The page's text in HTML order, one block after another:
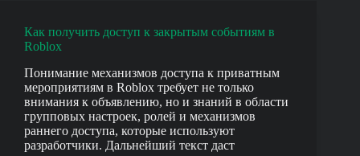
Roblox
Как получить доступ к закрытым событиям в
Roblox
Понимание механизмов доступа к приватным
мероприятиям в Roblox требует не только
внимания к объявлению, но и знаний в области
групповых настроек, ролей и механизмов
раннего доступа, которые используют
разработчики. Дальнейший текст даст